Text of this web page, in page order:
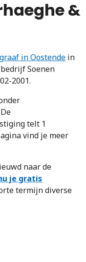
&
in Oostende in
Soenen
2001.
telt 1
vind je meer
naar de
je gratis
termijn diverse